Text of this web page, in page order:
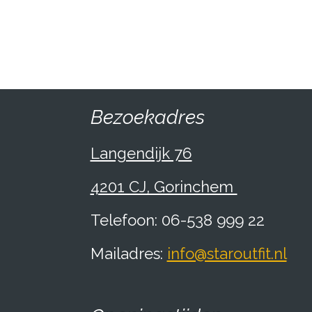
Bezoekadres
Langendijk 76
4201 CJ, Gorinchem
Telefoon: 06-538 999 22
Mailadres: info@staroutfit.nl